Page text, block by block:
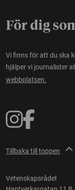
För dig
Vi finns för att du ska
hjälper vi journalister
webbplatsen.
Tillbaka till toppen
Vetenskapsrådet